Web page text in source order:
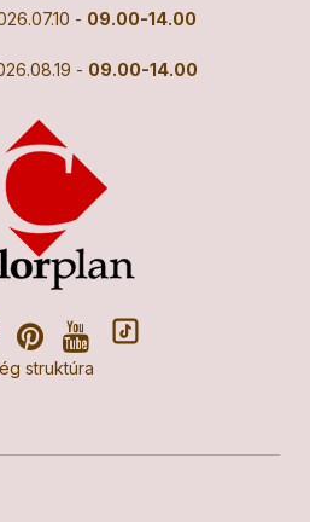
- 09.00-14.00
- 09.00-14.00
struktúra